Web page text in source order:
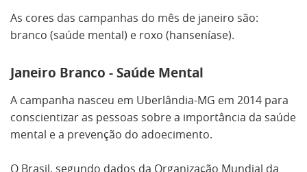
As cores das campanhas do mês de janeiro são:
branco (saúde mental) e roxo (hanseníase).
Janeiro Branco - Saúde Mental
A campanha nasceu em Uberlândia-MG em 2014 para
conscientizar as pessoas sobre a importância da saúde
mental e a prevenção do adoecimento.
O Brasil, segundo dados da Organização Mundial da